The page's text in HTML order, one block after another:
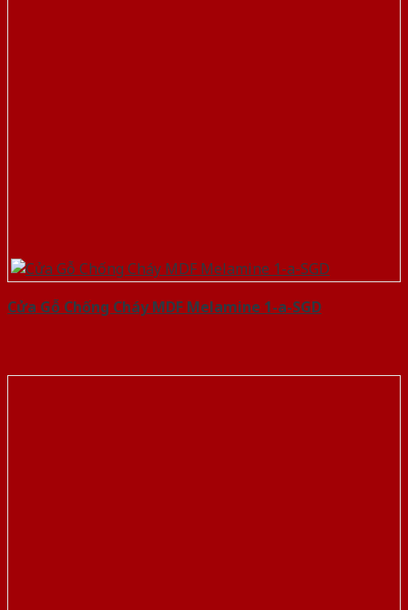
Cửa Gỗ Chống Cháy MDF Melamine 1-a-SGD